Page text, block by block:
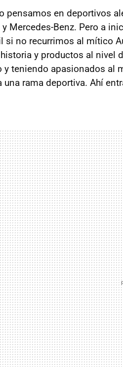
pensamos en deportivos
y Mercedes-Benz. Pero a
si no recurrimos al mítico
y productos al nivel
y teniendo apasionados al
una rama deportiva. Ahí